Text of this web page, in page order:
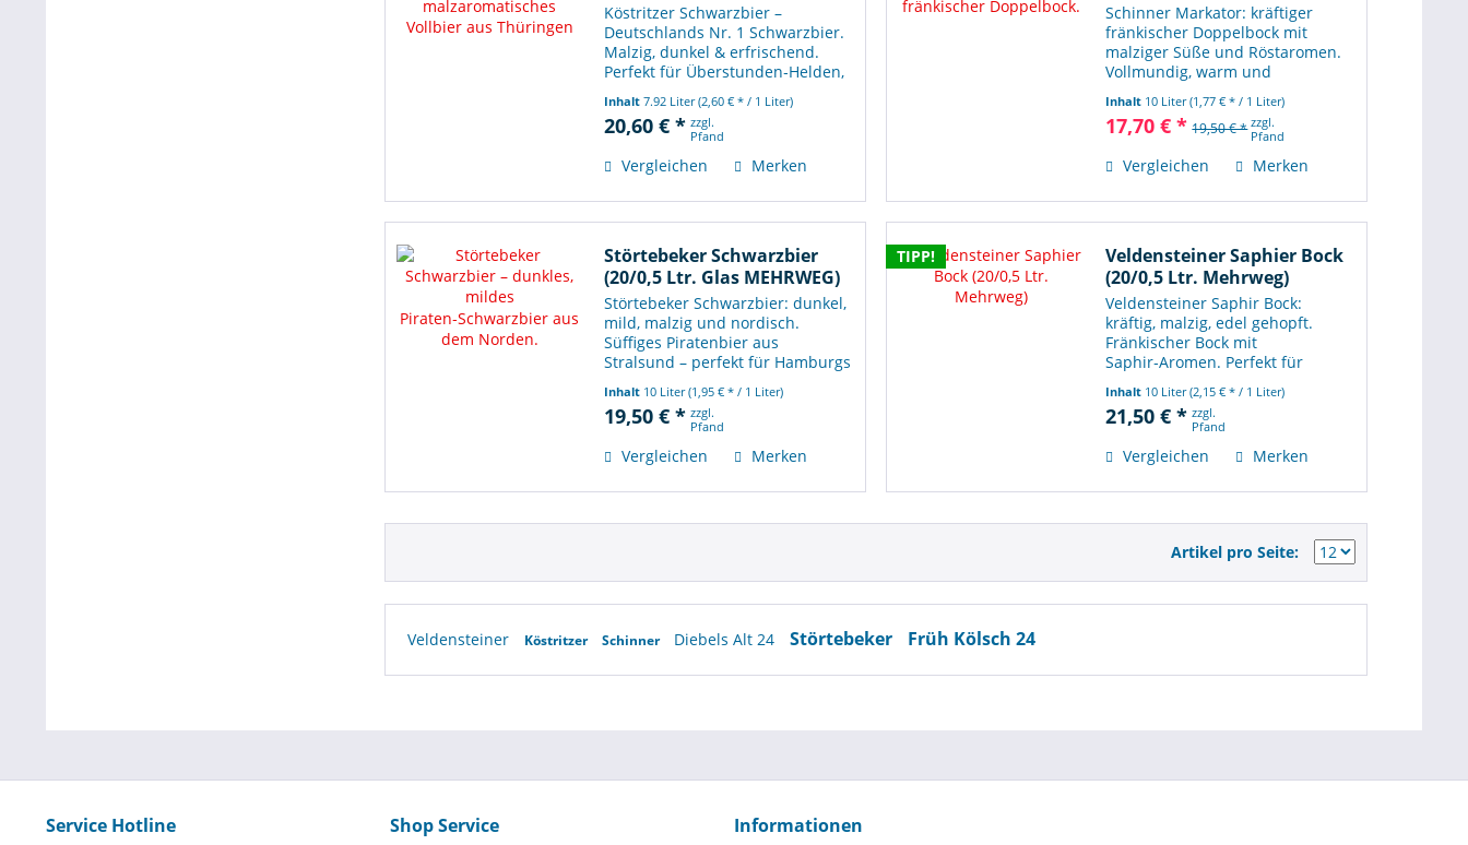
Köstritzer Schwarzbier –
Deutschlands Nr. 1 Schwarzbier.
Malzig, dunkel & erfrischend.
Perfekt für Überstunden‑Helden,
brauchen.
Inhalt7.92 Liter(2,60 € * / 1 Liter)
20,60 € * zzgl.
Pfand
Vergleichen Merken
Schinner Markator: kräftiger
fränkischer Doppelbock mit
malziger Süße und Röstaromen.
Vollmundig, warm und
Hamburgs Lieferdienst.
Inhalt 10 Liter(1,77 € * / 1 Liter)
17,70 € * 19,50 € * zzgl.
Pfand
Vergleichen Merken
Störtebeker Schwarzbier
(20/0,5 Ltr. Glas MEHRWEG)
Störtebeker Schwarzbier: dunkel,
mild, malzig und nordisch.
Süffiges Piratenbier aus
Stralsund – perfekt für Hamburgs
Inhalt 10 Liter(1,95 € * / 1 Liter)
19,50 € * zzgl.
Pfand
Vergleichen Merken
TIPP!
Veldensteiner Saphier Bock
(20/0,5 Ltr. Mehrweg)
Veldensteiner Saphir Bock:
kräftig, malzig, edel gehopft.
Fränkischer Bock mit
Saphir‑Aromen. Perfekt für
Lieferdienst.
Inhalt 10 Liter(2,15 € * / 1 Liter)
21,50 € * zzgl.
Pfand
Vergleichen Merken
Artikel pro Seite:
Veldensteiner Köstritzer Schinner Diebels Alt 24 Störtebeker Früh Kölsch 24
Service Hotline Shop Service Informationen